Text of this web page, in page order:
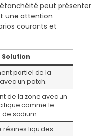
peut présenter
une attention
courants et
Solution
partiel de la
un patch.
de la zone avec un
comme le
de sodium.
résines liquides